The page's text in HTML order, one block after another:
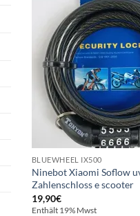
BLUEWHEEL IX500
Ninebot Xiaomi Soflow
Zahlenschloss e scooter
19,90€
Enthält 19% Mwst